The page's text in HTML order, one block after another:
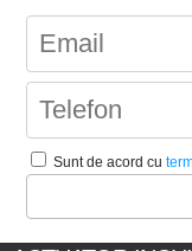
Sunt de acord cu